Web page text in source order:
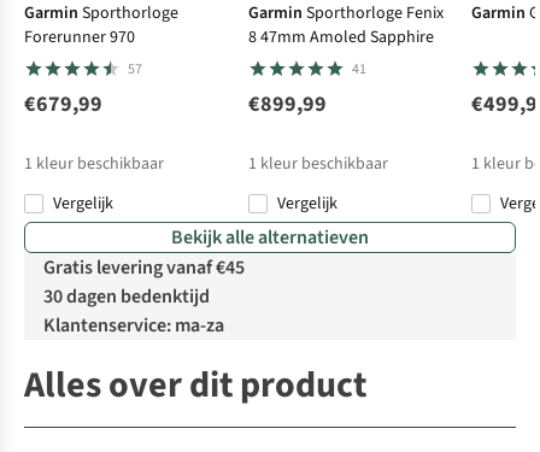
Garmin Sporthorloge
Forerunner 970
57
€679,99
1 kleur beschikbaar
Vergelijk
Garmin Sporthorloge Fenix
8 47mm Amoled Sapphire
41
€899,99
1 kleur beschikbaar
Vergelijk
Garmin
1 kleur
Bekijk alle alternatieven
Gratis levering vanaf €45
30 dagen bedenktijd
Klantenservice: ma-za
Alles over dit product